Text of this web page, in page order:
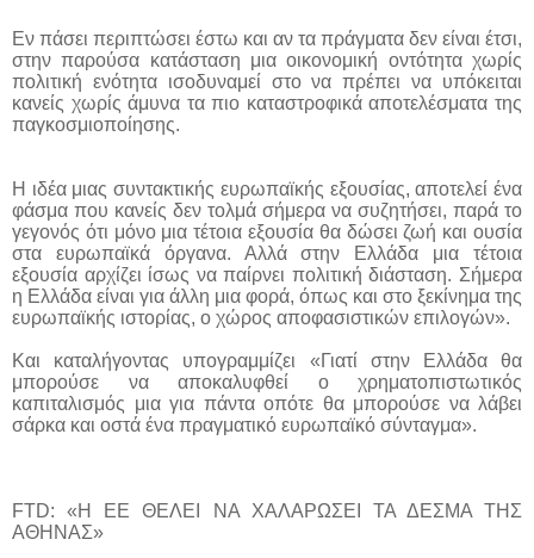
Εν πάσει περιπτώσει έστω και αν τα πράγματα δεν είναι έτσι,
στην παρούσα κατάσταση μια οικονομική οντότητα χωρίς
πολιτική ενότητα ισοδυναμεί στο να πρέπει να υπόκειται
κανείς χωρίς άμυνα τα πιο καταστροφικά αποτελέσματα της
παγκοσμιοποίησης.
Η ιδέα μιας συντακτικής ευρωπαϊκής εξουσίας, αποτελεί ένα
φάσμα που κανείς δεν τολμά σήμερα να συζητήσει, παρά το
γεγονός ότι μόνο μια τέτοια εξουσία θα δώσει ζωή και ουσία
στα ευρωπαϊκά όργανα. Αλλά στην Ελλάδα μια τέτοια
εξουσία αρχίζει ίσως να παίρνει πολιτική διάσταση. Σήμερα
η Ελλάδα είναι για άλλη μια φορά, όπως και στο ξεκίνημα της
ευρωπαϊκής ιστορίας, ο χώρος αποφασιστικών επιλογών».
Και καταλήγοντας υπογραμμίζει «Γιατί στην Ελλάδα θα
μπορούσε να αποκαλυφθεί ο χρηματοπιστωτικός
καπιταλισμός μια για πάντα οπότε θα μπορούσε να λάβει
σάρκα και οστά ένα πραγματικό ευρωπαϊκό σύνταγμα».
FTD: «Η ΕΕ ΘΕΛΕΙ ΝΑ ΧΑΛΑΡΩΣΕΙ ΤΑ ΔΕΣΜΑ ΤΗΣ
ΑΘΗΝΑΣ»